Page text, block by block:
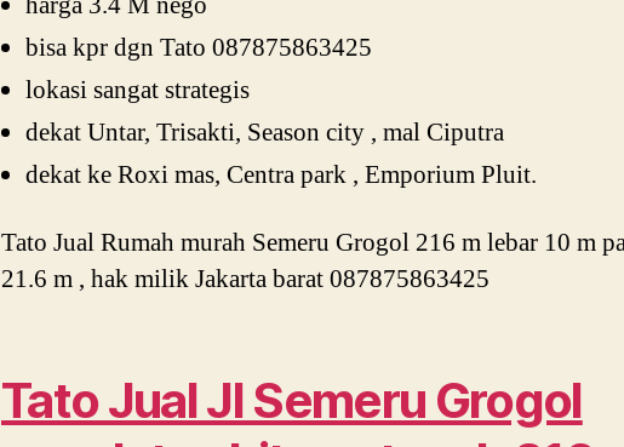
bisa kpr dgn Tato 087875863425
lokasi sangat strategis
dekat Untar, Trisakti, Season city , mal Ciputra
dekat ke Roxi mas, Centra park , Emporium Pluit.
Tato Jual Rumah murah Semeru Grogol 216 m lebar 10 m
21.6 m , hak milik Jakarta barat 087875863425
Tato Jual Jl Semeru Grogol